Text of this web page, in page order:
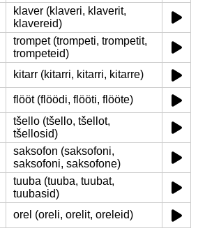
klaver (klaveri, klaverit,
klavereid)
trompet (trompeti, trompetit,
trompeteid)
kitarr (kitarri, kitarri, kitarre)
flööt (flöödi, flööti, flööte)
tšello (tšello, tšellot,
tšellosid)
saksofon (saksofoni,
saksofoni, saksofone)
tuuba (tuuba, tuubat,
tuubasid)
orel (oreli, orelit, oreleid)